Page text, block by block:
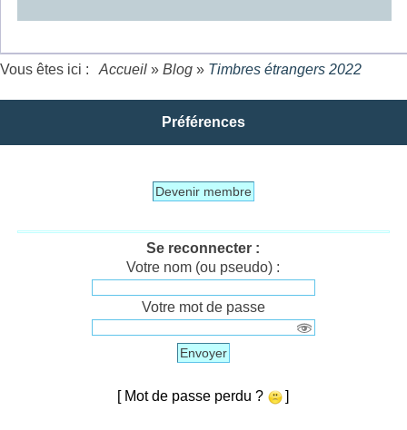
Vous êtes ici : Accueil » Blog » Timbres étrangers 2022
Préférences
Devenir membre
Se reconnecter :
Votre nom (ou pseudo) :
Votre mot de passe
Envoyer
[ Mot de passe perdu ? ]